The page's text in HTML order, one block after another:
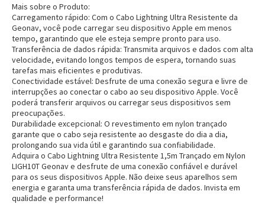
Mais sobre o Produto:
Carregamento rápido: Com o Cabo Lightning Ultra Resistente da
Geonav, você pode carregar seu dispositivo Apple em menos
tempo, garantindo que ele esteja sempre pronto para uso.
Transferência de dados rápida: Transmita arquivos e dados com alta
velocidade, evitando longos tempos de espera, tornando suas
tarefas mais eficientes e produtivas.
Conectividade estável: Desfrute de uma conexão segura e livre de
interrupções ao conectar o cabo ao seu dispositivo Apple. Você
poderá transferir arquivos ou carregar seus dispositivos sem
preocupações.
Durabilidade excepcional: O revestimento em nylon trançado
garante que o cabo seja resistente ao desgaste do dia a dia,
prolongando sua vida útil e garantindo sua confiabilidade.
Adquira o Cabo Lightning Ultra Resistente 1,5m Trançado em Nylon
LIGH10T Geonav e desfrute de uma conexão confiável e durável
para os seus dispositivos Apple. Não deixe seus aparelhos sem
energia e garanta uma transferência rápida de dados. Invista em
qualidade e performance!